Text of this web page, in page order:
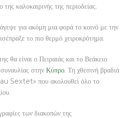
καλοκαιρινής της περιοδείας.
για ακόμη μια φορά το κοινό με την
το πιο θερμό χειροκρότημα.
θα είναι ο Πειραιάς και το Βεάκειο
στην Κύπρο. Τη χθεσινή βραδιά
Sextet» που ακολουθεί όλο το
των διακοπών της